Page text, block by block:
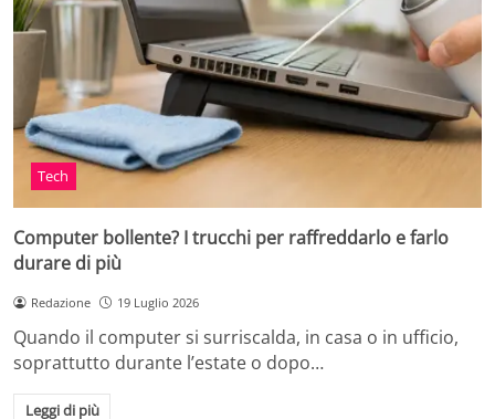
Tech
Computer bollente? I trucchi per raffreddarlo e farlo
durare di più
Redazione 19 Luglio 2026
Quando il computer si surriscalda, in casa o in ufficio,
soprattutto durante l’estate o dopo…
Leggi di più